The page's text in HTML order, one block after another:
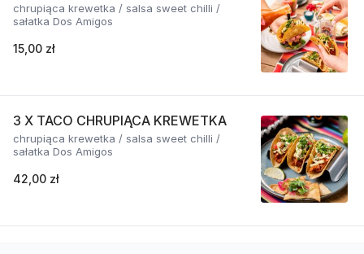
chrupiąca krewetka / salsa sweet chilli /
sałatka Dos Amigos
15,00 zł
3 X TACO CHRUPIĄCA KREWETKA
chrupiąca krewetka / salsa sweet chilli /
sałatka Dos Amigos
42,00 zł